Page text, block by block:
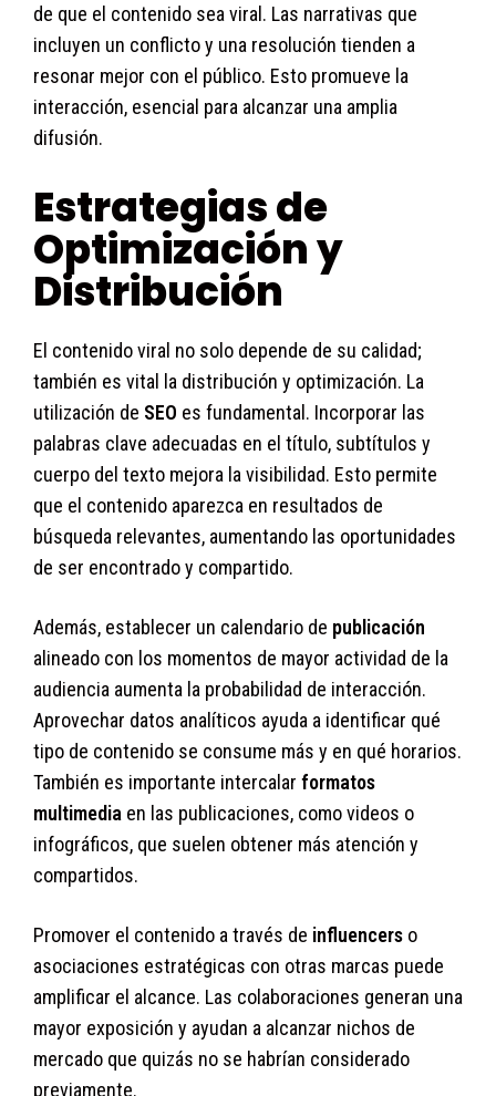
de que el contenido sea viral. Las narrativas que
incluyen un conflicto y una resolución tienden a
resonar mejor con el público. Esto promueve la
interacción, esencial para alcanzar una amplia
difusión.
Estrategias de
Optimización y
Distribución
El contenido viral no solo depende de su calidad;
también es vital la distribución y optimización. La
utilización de SEO es fundamental. Incorporar las
palabras clave adecuadas en el título, subtítulos y
cuerpo del texto mejora la visibilidad. Esto permite
que el contenido aparezca en resultados de
búsqueda relevantes, aumentando las oportunidades
de ser encontrado y compartido.
Además, establecer un calendario de publicación
alineado con los momentos de mayor actividad de la
audiencia aumenta la probabilidad de interacción.
Aprovechar datos analíticos ayuda a identificar qué
tipo de contenido se consume más y en qué horarios.
También es importante intercalar formatos
multimedia en las publicaciones, como videos o
infográficos, que suelen obtener más atención y
compartidos.
Promover el contenido a través de influencers o
asociaciones estratégicas con otras marcas puede
amplificar el alcance. Las colaboraciones generan una
mayor exposición y ayudan a alcanzar nichos de
mercado que quizás no se habrían considerado
previamente.